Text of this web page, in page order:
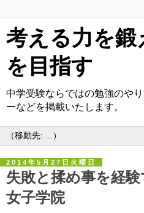
考える力を鍛
を目指す
中学受験ならではの勉強のや
ーなどを掲載いたします。
2014年5月27日火曜日
失敗と揉め事を経
女子学院